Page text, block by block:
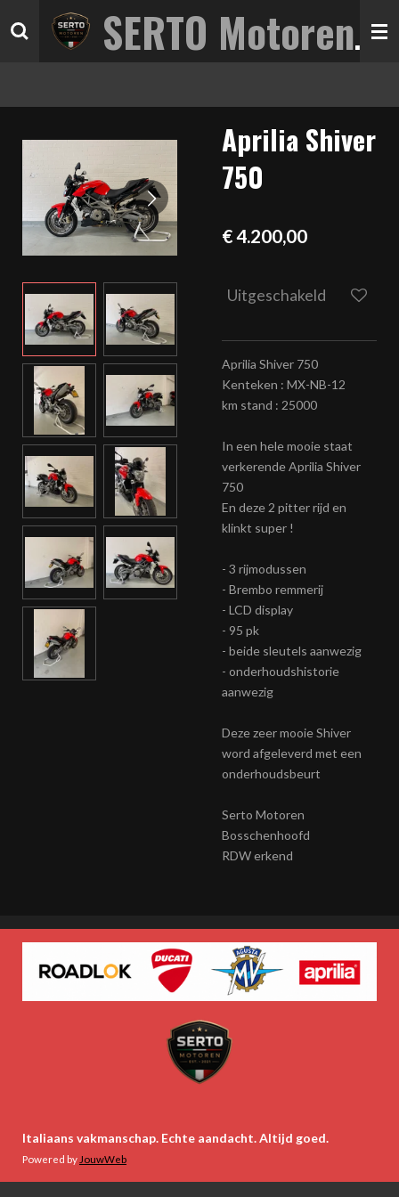
direct
SERTO Motoren
Aprilia Shiver
750
€ 4.200,00
Uitgeschakeld
Aprilia Shiver 750
Kenteken : MX-NB-12
km stand : 25000
In een hele mooie staat
verkerende Aprilia Shiver
750
En deze 2 pitter rijd en
klinkt super !
- 3 rijmodussen
- Brembo remmerij
- LCD display
- 95 pk
- beide sleutels aanwezig
- onderhoudshistorie
aanwezig
Deze zeer mooie Shiver
word afgeleverd met een
onderhoudsbeurt
Serto Motoren
Bosschenhoofd
RDW erkend
Italiaans vakmanschap. Echte aandacht. Altijd goed.
Powered by JouwWeb